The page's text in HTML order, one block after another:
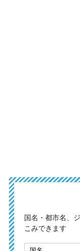
国名・都市名、
こみできます